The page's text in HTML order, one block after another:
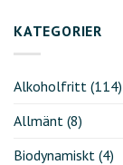
KATEGORIER
Alkoholfritt (114)
Allmänt (8)
Biodynamiskt (4)